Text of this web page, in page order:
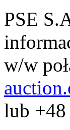
PSE
w/w
lub +48